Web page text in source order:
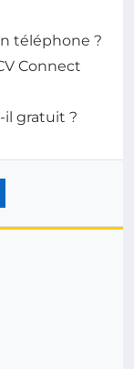
téléphone ?
Connect
il gratuit ?